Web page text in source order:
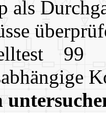
als
99